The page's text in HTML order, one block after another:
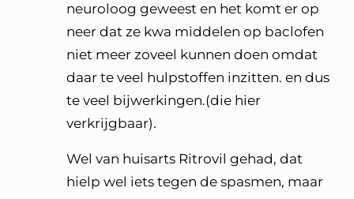
neuroloog geweest en het komt er op
neer dat ze kwa middelen op baclofen
niet meer zoveel kunnen doen omdat
daar te veel hulpstoffen inzitten. en dus
te veel bijwerkingen.(die hier
verkrijgbaar).
Wel van huisarts Ritrovil gehad, dat
hielp wel iets tegen de spasmen, maar